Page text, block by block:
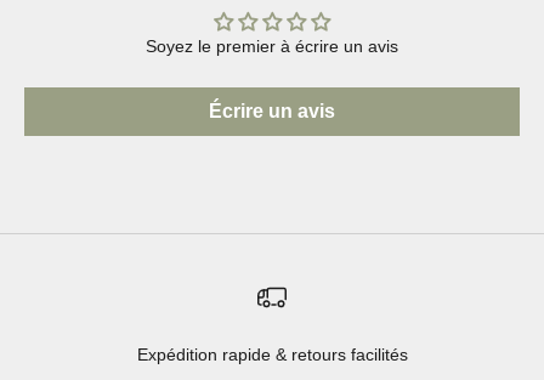
Soyez le premier à écrire un avis
Écrire un avis
Expédition rapide & retours facilités